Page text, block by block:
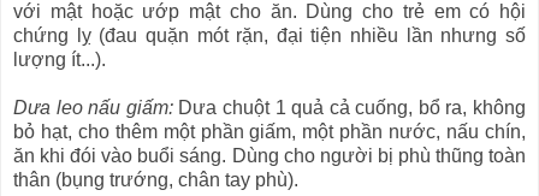
với mật hoặc ướp mật cho ăn. Dùng cho trẻ em có hội
chứng lỵ (đau quặn mót rặn, đại tiện nhiều lần nhưng số
lượng ít...).
Dưa leo nấu giấm:Dưa chuột 1 quả cả cuống, bổ ra, không
bỏ hạt, cho thêm một phần giấm, một phần nước, nấu chín,
ăn khi đói vào buổi sáng. Dùng cho người bị phù thũng toàn
thân (bụng trướng, chân tay phù).